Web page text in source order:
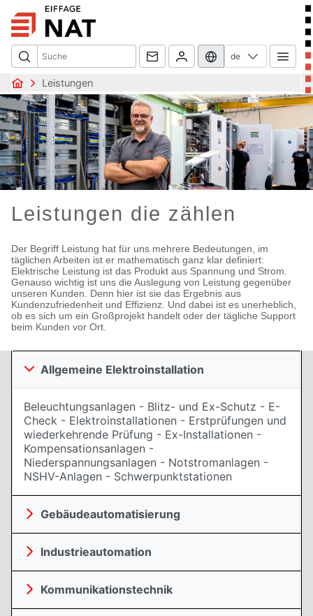
de
Leistungen
Leistungen die zählen
Der Begriff Leistung hat für uns mehrere Bedeutungen, im
täglichen Arbeiten ist er mathematisch ganz klar definiert:
Elektrische Leistung ist das Produkt aus Spannung und Strom.
Genauso wichtig ist uns die Auslegung von Leistung gegenüber
unseren Kunden. Denn hier ist sie das Ergebnis aus
Kundenzufriedenheit und Effizienz. Und dabei ist es unerheblich,
ob es sich um ein Großprojekt handelt oder der tägliche Support
beim Kunden vor Ort.
Allgemeine Elektroinstallation
Beleuchtungsanlagen - Blitz- und Ex-Schutz - E-
Check - Elektroinstallationen - Erstprüfungen und
wiederkehrende Prüfung - Ex-Installationen -
Kompensationsanlagen -
Niederspannungsanlagen - Notstromanlagen -
NSHV-Anlagen - Schwerpunktstationen
Gebäudeautomatisierung
Industrieautomation
Kommunikationstechnik